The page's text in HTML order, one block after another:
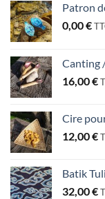
Patron
0,00€
Canting
16,00€
Cire
12,00€
Batik
32,00€